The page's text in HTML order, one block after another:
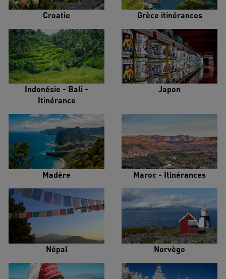
Croatie Grèce itinérances
Indonésie - Bali -
Itinérance
Japon
Madère Maroc - Itinérances
Népal Norvège